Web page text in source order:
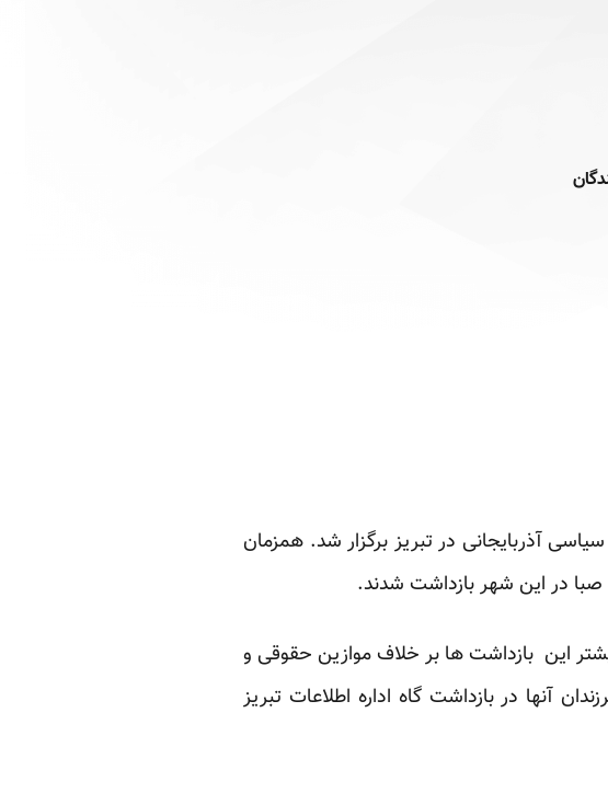
بیش از 10 نفر از فعالان مدنی و سیاسی آذربایجانی در تبریز برگزار شد. همزمان
صبا در این شهر بازداشت شدند.
این بازداشت ها بر خلاف موازین حقوقی و
آنها در بازداشت گاه اداره اطلاعات تبریز